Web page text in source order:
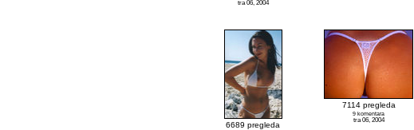
tra 06, 2004
6689 pregleda
7114 pregleda
9 komentara
tra 06, 2004